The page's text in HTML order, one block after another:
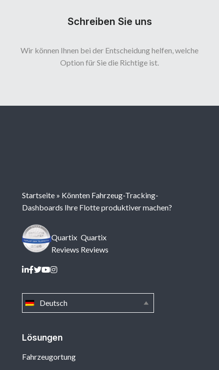
Schreiben Sie uns
Wir können Ihnen bei der Entscheidung helfen, welche
Option für Sie die Richtige ist.
Lösungen
Fahrzeugortung
Deutsch
Startseite » Könnten Fahrzeug-Tracking-
Dashboards Ihre Flotte produktiver machen?
Quartix
Reviews
Quartix
Reviews